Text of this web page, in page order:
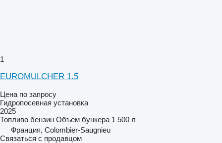
1
EUROMULCHER 1.5
Цена по запросу
Гидропосевная установка
2025
Топливо бензин Объем бункера 1 500 л
Франция, Colombier-Saugnieu
Связаться с продавцом